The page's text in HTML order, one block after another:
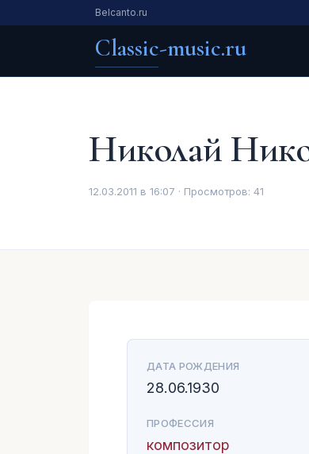
Belcanto.ru
Classic-music.ru
Николай
12.03.2011 в 16:07 · Просмотров: 41
ДАТА РОЖДЕНИЯ
28.06.1930
ПРОФЕССИЯ
композитор